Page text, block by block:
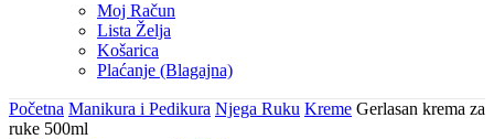
Moj Račun
Lista Želja
Košarica
Plaćanje (Blagajna)
Početna Manikura i Pedikura Njega Ruku Kreme Gerlasan krema za
ruke 500ml